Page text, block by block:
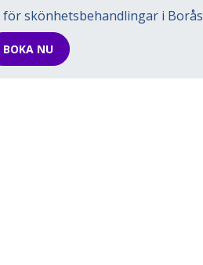
skönhetsbehandlingar i Borås
BOKA NU